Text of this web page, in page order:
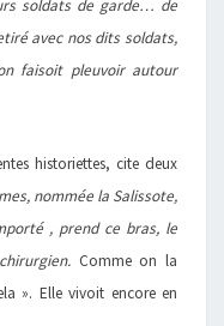
soldats de garde… de
avec nos dits soldats,
faisoit pleuvoir autour
historiettes, cite deux
nommée la Salissote,
, prend ce bras, le
Comme on la
». Elle vivoit encore en